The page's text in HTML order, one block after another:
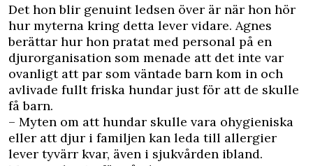
Det hon blir genuint ledsen över är när hon hör
hur myterna kring detta lever vidare. Agnes
berättar hur hon pratat med personal på en
djurorganisation som menade att det inte var
ovanligt att par som väntade barn kom in och
avlivade fullt friska hundar just för att de skulle
få barn.
– Myten om att hundar skulle vara ohygieniska
eller att djur i familjen kan leda till allergier
lever tyvärr kvar, även i sjukvården ibland.